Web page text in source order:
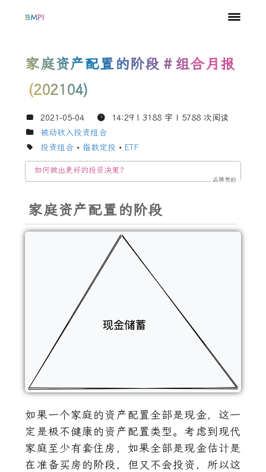
BMPI
家庭资产配置的阶段 # 组合月报
(202104)
2021-05-04 14:29 | 3188 字 | 5788 次阅读
被动收入投资组合
投资组合 • 指数定投 • ETF
如何做出更好的投资决策？
品牌赞助
家庭资产配置的阶段
如果一个家庭的资产配置全部是现金，这一
定是极不健康的资产配置类型。考虑到现代
家庭至少有套住房，如果全部是现金估计是
在准备买房的阶段，但又不会投资，所以这